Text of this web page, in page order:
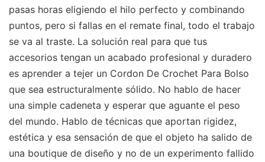
pasas horas eligiendo el hilo perfecto y combinando
puntos, pero si fallas en el remate final, todo el trabajo
se va al traste. La solución real para que tus
accesorios tengan un acabado profesional y duradero
es aprender a tejer un Cordon De Crochet Para Bolso
que sea estructuralmente sólido. No hablo de hacer
una simple cadeneta y esperar que aguante el peso
del mundo. Hablo de técnicas que aportan rigidez,
estética y esa sensación de que el objeto ha salido de
una boutique de diseño y no de un experimento fallido